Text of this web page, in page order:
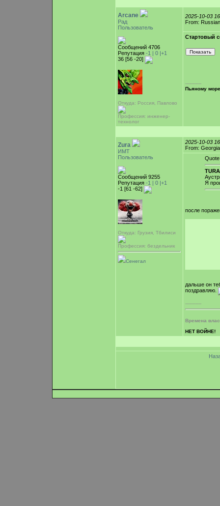
Arcane
Рад
Пользователь
Сообщений 4706
Репутация -1 | 0 |+1
36 [56 -20]
Откуда: Россия, Павлово
Профессия: инженер-
технолог
2025-10-03
From:
Стартовый
-----------
Пьяному
Zura
ИМТ
Пользователь
Сообщений 9255
Репутация -1 | 0 |+1
-1 [61 -62]
Откуда: Грузия, Тбилиси
Профессия: бездельник
Сенегал
2025-10-03
From: Georgia
Quote
Я
после
дальше он
поздравляю.
-----------
Времена
НЕТ ВОЙНЕ!